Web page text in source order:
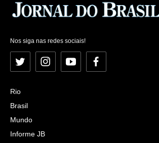
Nos siga nas redes sociais!
Twitter InstagramYouTubeFacebook
Rio
Brasil
Mundo
Informe JB